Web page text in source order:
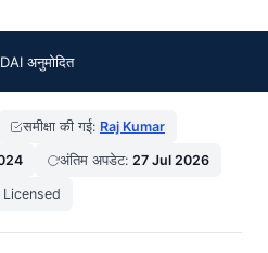
अनुमोदित
समीक्षा की गई: Raj Kumar
अंतिम अपडेट: 27 Jul 2026
Licensed